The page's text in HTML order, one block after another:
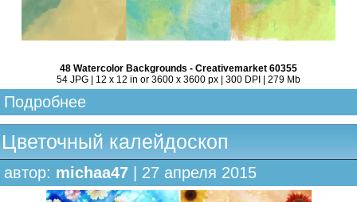
48 Watercolor Backgrounds - Creativemarket 60355
54 JPG | 12 x 12 in or 3600 x 3600 px | 300 DPI | 279 Mb
Подробнее
Цветочный калейдоскоп
автор: michaa47 | 27 апреля 2015